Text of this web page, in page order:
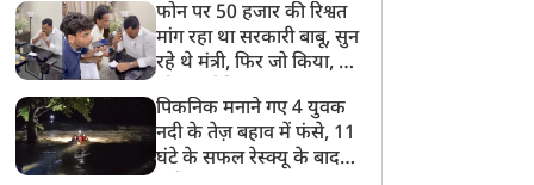
बेटी को गोद लें प्रधानमंत्री
फोन पर 50 हजार की रिश्वत
मांग रहा था सरकारी बाबू, सुन
रहे थे मंत्री, फिर जो किया, वो
पिकनिक मनाने गए 4 युवक
नदी के तेज़ बहाव में फंसे, 11
घंटे के सफल रेस्क्यू के बाद